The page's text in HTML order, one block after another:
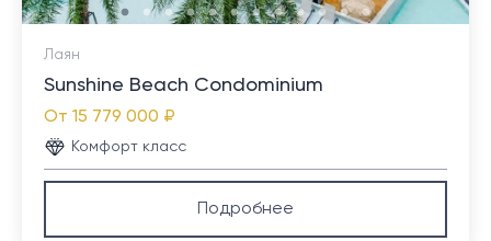
Лаян
Sunshine Beach Condominium
От 15 779 000 ₽
Комфорт класс
Подробнее